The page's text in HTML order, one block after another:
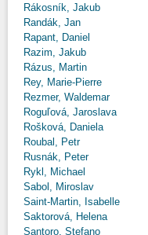
Rákosník, Jakub
Randák, Jan
Rapant, Daniel
Razim, Jakub
Rázus, Martin
Rey, Marie-Pierre
Rezmer, Waldemar
Roguľová, Jaroslava
Rošková, Daniela
Roubal, Petr
Rusnák, Peter
Rykl, Michael
Sabol, Miroslav
Saint-Martin, Isabelle
Saktorová, Helena
Santoro, Stefano